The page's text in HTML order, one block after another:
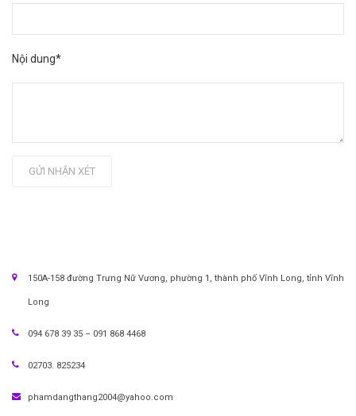
Nội dung*
GỬI NHẬN XÉT
150A-158 đường Trưng Nữ Vương, phường 1, thành phố Vĩnh Long, tỉnh Vĩnh
Long
094 678 39 35 – 091 868 4468
02703. 825234
phamdangthang2004@yahoo.com